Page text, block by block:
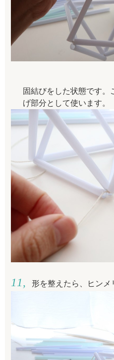
固結びをした状態です。
げ部分として使います。
形を整えたら、ヒンメ